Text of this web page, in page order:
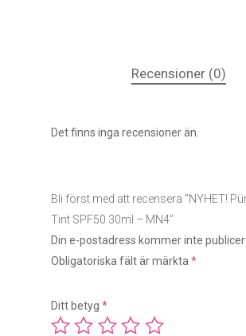
Recensioner (0)
Det finns inga recensioner än.
Bli först med att recensera ”NYHET!
Tint SPF50 30ml – MN4”
Din e-postadress kommer inte
Obligatoriska fält är märkta *
Ditt betyg *